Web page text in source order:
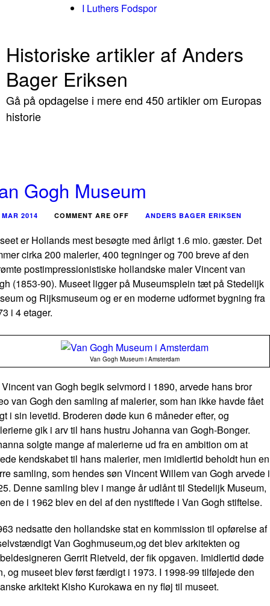
I Luthers Fodspor
Historiske artikler af Anders
Bager Eriksen
Gå på opdagelse i mere end 450 artikler om Europas
historie
Gogh Museum
MAR 2014 COMMENT ARE OFF ANDERS BAGER ERIKSEN
er Hollands mest besøgte med årligt 1.6 mio. gæster. Det
cirka 200 malerier, 400 tegninger og 700 breve af den
postimpressionistiske hollandske maler Vincent van
(1853-90). Museet ligger på Museumsplein tæt på Stedelijk
og Rijksmuseum og er en moderne udformet bygning fra
i 4 etager.
Van Gogh Museum i Amsterdam
van Gogh begik selvmord i 1890, arvede hans bror
van Gogh den samling af malerier, som han ikke havde fået
i sin levetid. Broderen døde kun 6 måneder efter, og
gik i arv til hans hustru Johanna van Gogh-Bonger.
solgte mange af malerierne ud fra en ambition om at
kendskabet til hans malerier, men imidlertid beholdt hun en
samling, som hendes søn Vincent Willem van Gogh arvede i
Denne samling blev i mange år udlånt til Stedelijk Museum,
de i 1962 blev en del af den nystiftede i Van Gogh stiftelse.
nedsatte den hollandske stat en kommission til opførelse af
Van Goghmuseum,og det blev arkitekten og
Gerrit Rietveld, der fik opgaven. Imidlertid døde
og museet blev først færdigt i 1973. I 1998-99 tilføjede den
arkitekt Kisho Kurokawa en ny fløj til museet.